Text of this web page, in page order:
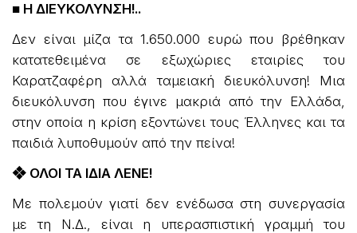
■ Η ΔΙΕΥΚΟΛΥΝΣΗ!..
Δεν είναι μίζα τα 1.650.000 ευρώ που βρέθηκαν
κατατεθειμένα σε εξωχώριες εταιρίες του
Καρατζαφέρη αλλά ταμειακή διευκόλυνση! Μια
διευκόλυνση που έγινε μακριά από την Ελλάδα,
στην οποία η κρίση εξοντώνει τους Έλληνες και τα
παιδιά λυποθυμούν από την πείνα!
❖ ΟΛΟΙ ΤΑ ΙΔΙΑ ΛΕΝΕ!
Με πολεμούν γιατί δεν ενέδωσα στη συνεργασία
με τη Ν.Δ., είναι η υπερασπιστική γραμμή του